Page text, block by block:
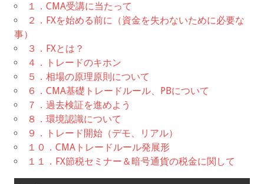
１．CMA受講に当たって
２．FXを始める前に（資金を失わないために必要な
事）
３．FXとは？
４．トレードのキホン
５．相場の原理原則について
６．CMA基礎トレードルール、PBについて
７．過去検証を進めよう
８．環境認識について
９．トレード開始（デモ、リアル）
１０．CMAトレードルール発展形
１１．FX節税セミナー＆暗号通貨の税金に関して